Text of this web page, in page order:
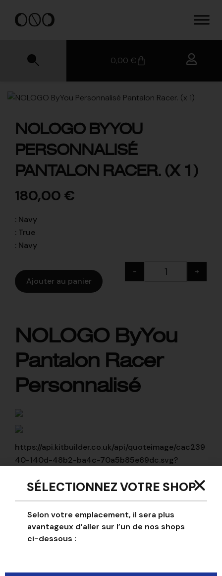
0,00 €
NOLOGO BYYOU
PERSONNALISÉ
PANTALON RACER. (X 1)
180,00 €
: Navy
: True
: Navy
-
+
Ajouter au panier
NOLOGO ByYou
Pantalon Racer
Personnalisé
https://api.kitbuilder.co.uk/api/quoteimage/cac239
40-140d-48b2-ba4c-70a5b85e69dc.svg?
Navy (█#22286b)
false
SÉLECTIONNEZ VOTRE SHOP
Selon votre emplacement, il sera plus
avantageux d’aller sur l’un de nos shops
ci-dessous :